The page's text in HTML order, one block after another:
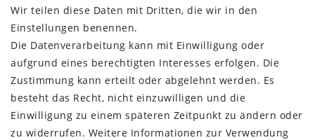
Wir teilen diese Daten mit Dritten, die wir in den
Einstellungen benennen.
Die Datenverarbeitung kann mit Einwilligung oder
aufgrund eines berechtigten Interesses erfolgen. Die
Zustimmung kann erteilt oder abgelehnt werden. Es
besteht das Recht, nicht einzuwilligen und die
Einwilligung zu einem späteren Zeitpunkt zu ändern oder
zu widerrufen. Weitere Informationen zur Verwendung